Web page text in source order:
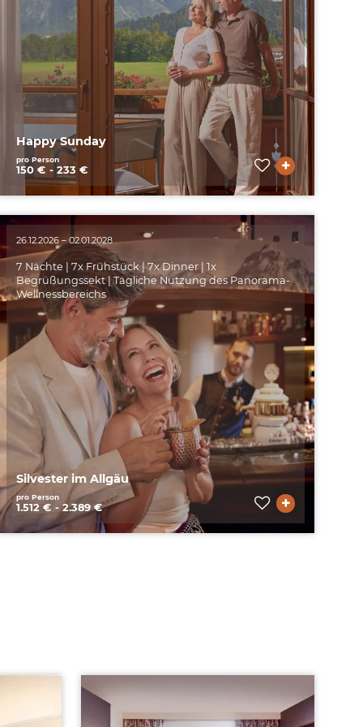
Happy Sunday
pro Person
150 € - 233 €
26.12.2026 – 02.01.2028
7 Nächte | 7x Frühstück | 7x Dinner | 1x
Begrüßungssekt | Tägliche Nutzung des Panorama-
Wellnessbereichs
Silvester im Allgäu
pro Person
1.512 € - 2.389 €